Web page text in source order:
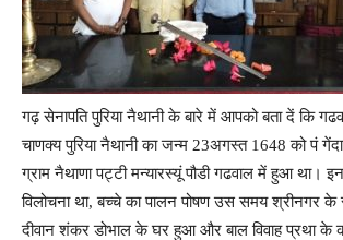
गढ़ सेनापति पुरिया नैथानी के बारे में आपको बता दें कि
चाणक्य पुरिया नैथानी का जन्म 23अगस्त 1648 को पं
ग्राम नैथाणा पट्टी मन्यारस्यूं पौडी गढवाल में हुआ था।
विलोचना था, बच्चे का पालन पोषण उस समय श्रीनगर
दीवान शंकर डोभाल के घर हुआ और बाल विवाह प्रथा के